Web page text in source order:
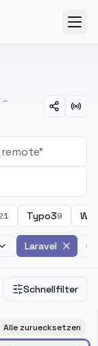
–
Typo39
Laravel
Schnellfilter
Alle zuruecksetzen